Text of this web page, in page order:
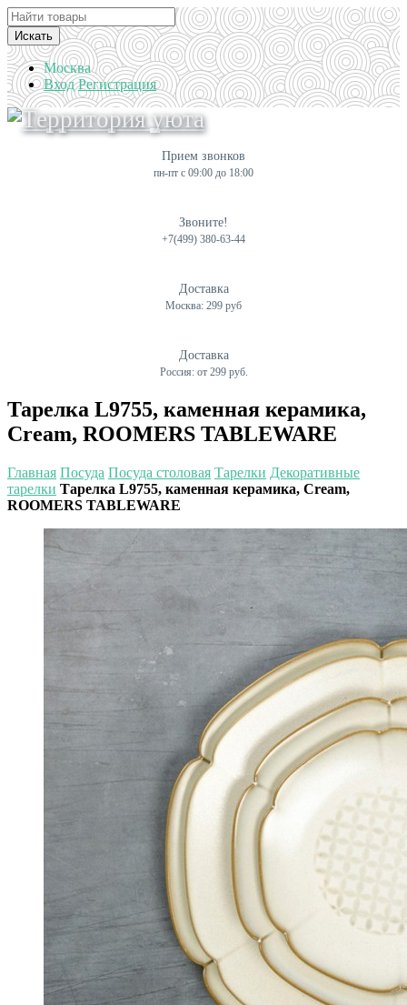
Искать
Москва
Вход Регистрация
Прием звонков
пн-пт с 09:00 до 18:00
Звоните!
+7(499) 380-63-44
Доставка
Москва: 299 руб
Доставка
Россия: от 299 руб.
Тарелка L9755, каменная керамика,
Cream, ROOMERS TABLEWARE
Главная Посуда Посуда столовая Тарелки Декоративные
тарелки Тарелка L9755, каменная керамика, Cream,
ROOMERS TABLEWARE